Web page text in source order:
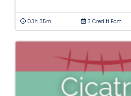
03h 35m 3 Crediti Ecm